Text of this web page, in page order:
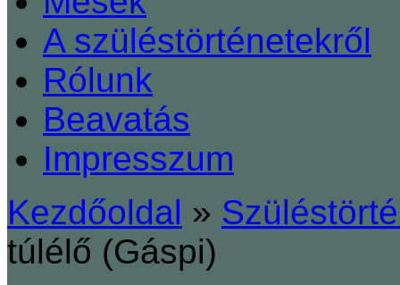
A szüléstörténetekről
Rólunk
Beavatás
Impresszum
Kezdőoldal »
túlélő (Gáspi)